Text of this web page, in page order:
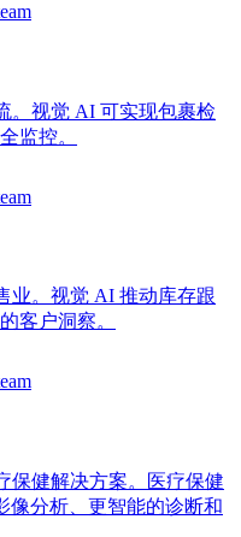
。视觉 AI 可实现包裹检
监控。
业。视觉 AI 推动库存跟
客户洞察。
保健解决方案。医疗保健
像分析、更智能的诊断和